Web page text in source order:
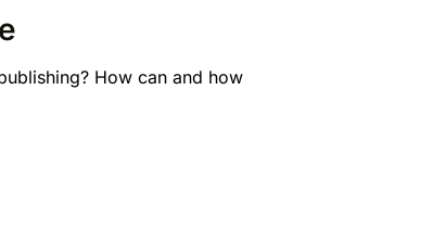
How can and how